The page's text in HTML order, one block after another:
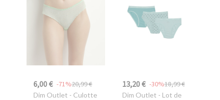
6,00 € 20,99 €
-71%
Dim Outlet - Culotte
13,20 € 18,99 €
-30%
Dim Outlet - Lot de